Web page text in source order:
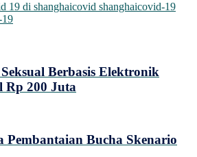
19 di shanghaicovid shanghaicovid-19
19
Berbasis Elektronik
Rp 200 Juta
Pembantaian Bucha Skenario